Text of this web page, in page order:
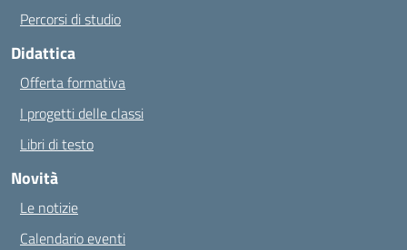
Percorsi di studio
Didattica
Offerta formativa
I progetti delle classi
Libri di testo
Novità
Le notizie
Calendario eventi